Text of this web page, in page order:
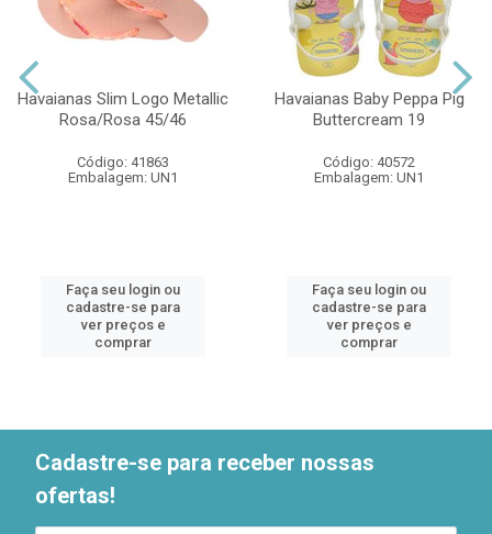
Havaianas Slim Logo Metallic
Rosa/Rosa 45/46
Código: 41863
Embalagem: UN1
Faça seu login ou
cadastre-se para
ver preços e
comprar
Havaianas Baby Peppa Pig
Buttercream 19
Código: 40572
Embalagem: UN1
Faça seu login ou
cadastre-se para
ver preços e
comprar
Cadastre-se para receber nossas
ofertas!